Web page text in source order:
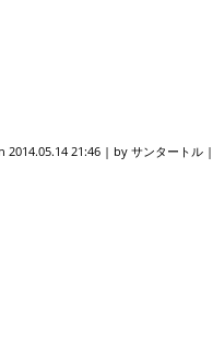
2014.05.14 21:46 | by サンタートル |